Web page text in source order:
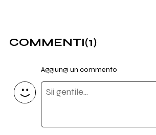
COMMENTI(1)
Aggiungi un commento